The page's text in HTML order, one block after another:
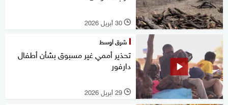
l 30 أبريل 2026
شرق أوسط
تحذير أممي غير مسبوق بشأن أطفال
دارفور
l 29 أبريل 2026